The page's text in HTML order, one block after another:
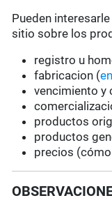
Pueden
sitio sobre los
registro u
fabricacion (
vencimiento y
productos
productos
precios